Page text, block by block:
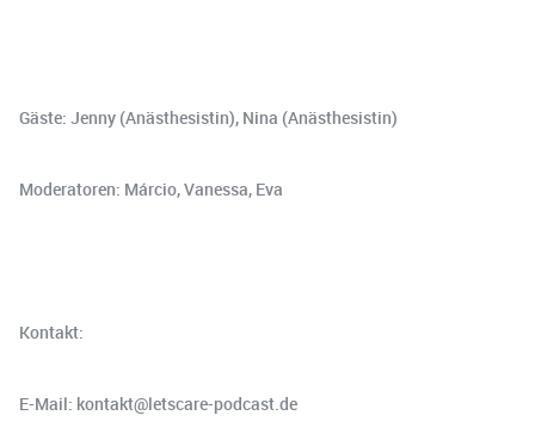
Gäste: Jenny (Anästhesistin), Nina (Anästhesistin)
Moderatoren: Márcio, Vanessa, Eva
Kontakt:
E-Mail: kontakt@letscare-podcast.de